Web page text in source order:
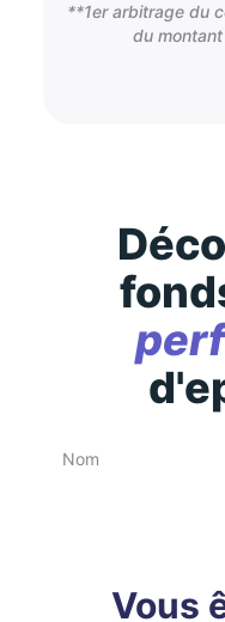
**1er arbitrage du
du
Nom
Vous